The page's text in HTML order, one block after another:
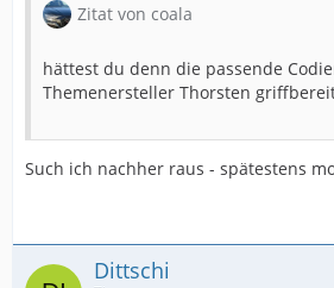
Zitat von coala
hättest du denn die passende
Themenersteller Thorsten
Such ich nachher raus - spätestens
Dittschi